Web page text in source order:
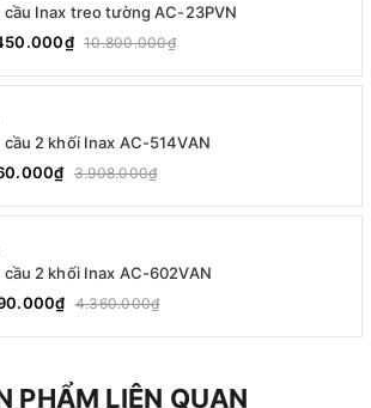
cầu Inax treo tường AC-23PVN
10.800.000₫
cầu 2 khối Inax AC-514VAN
3.908.000₫
cầu 2 khối Inax AC-602VAN
4.360.000₫
PHẨM LIÊN QUAN